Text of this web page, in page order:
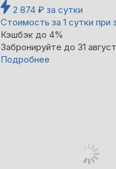
2 874 ₽ за сутки
Стоимость за 1 сутки при
Кэшбэк до 4%
Забронируйте до 31
Подробнее